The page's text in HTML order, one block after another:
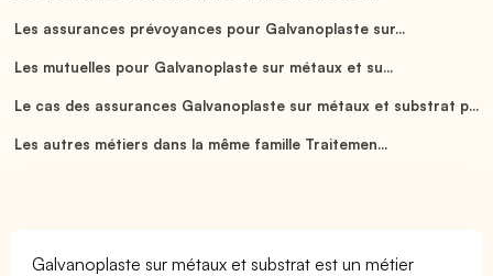
Les assurances prévoyances pour Galvanoplaste sur...
Les mutuelles pour Galvanoplaste sur métaux et su...
Le cas des assurances Galvanoplaste sur métaux et substrat p...
Les autres métiers dans la même famille Traitemen...
Galvanoplaste sur métaux et substrat est un métier